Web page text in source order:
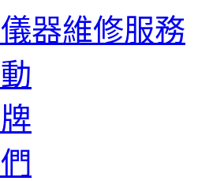
器維修服務